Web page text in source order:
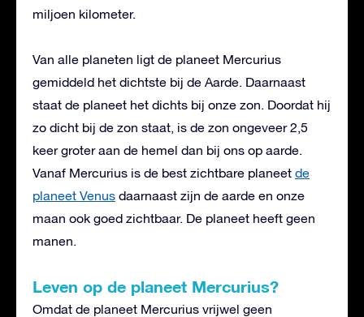
miljoen kilometer.
Van alle planeten ligt de planeet Mercurius
gemiddeld het dichtste bij de Aarde. Daarnaast
staat de planeet het dichts bij onze zon. Doordat hij
zo dicht bij de zon staat, is de zon ongeveer 2,5
keer groter aan de hemel dan bij ons op aarde.
Vanaf Mercurius is de best zichtbare planeet de
planeet Venus daarnaast zijn de aarde en onze
maan ook goed zichtbaar. De planeet heeft geen
manen.
Leven op de planeet Mercurius?
Omdat de planeet Mercurius vrijwel geen